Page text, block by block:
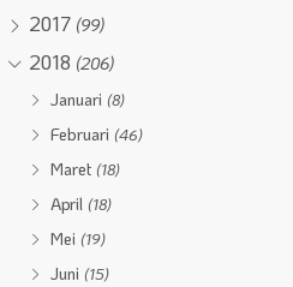
2017 (99)
2018 (206)
Januari (8)
Februari (46)
Maret (18)
April (18)
Mei (19)
Juni (15)